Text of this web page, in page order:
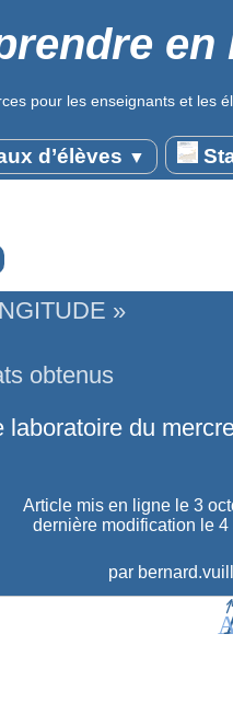
en
pour les enseignants et les
d’élèves ▼
»
obtenus
du
Article mis en ligne le 3
dernière modification le
par